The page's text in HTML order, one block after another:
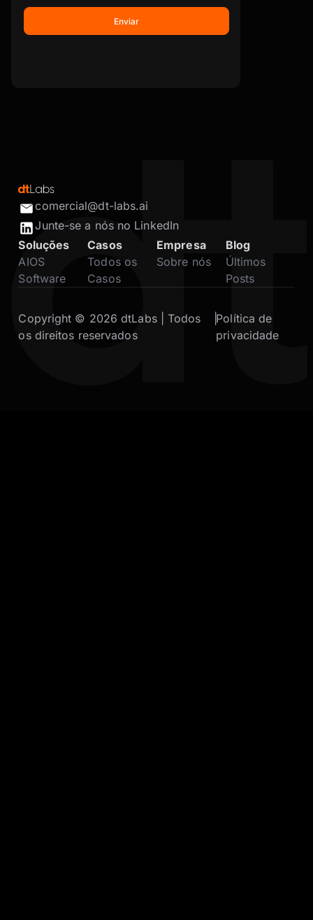
comercial@dt-labs.ai
Junte-se a nós no LinkedIn
Soluções
AIOS
Software
Casos
Todos os
Casos
Empresa
Sobre nós
Blog
Últimos
Posts
Copyright © 2026 dtLabs | Todos
os direitos reservados
|Política de
privacidade